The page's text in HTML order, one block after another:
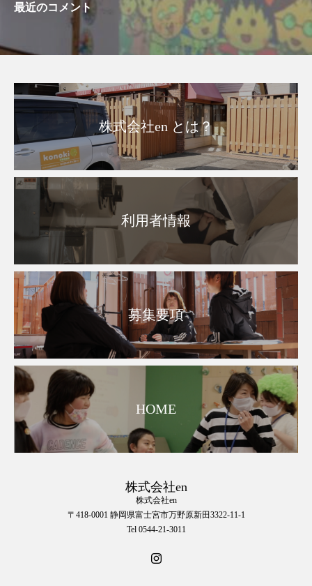
最近のコメント
株式会社en とは？
利用者情報
募集要項
HOME
株式会社en
株式会社en
〒418-0001 静岡県富士宮市万野原新田3322-11-1
Tel 0544-21-3011